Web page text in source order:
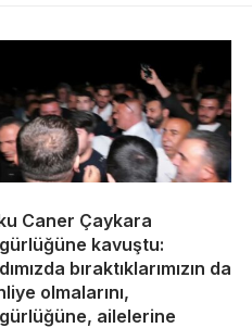
Caner Çaykara
kavuştu:
bıraktıklarımızın da
olmalarını,
ailelerine